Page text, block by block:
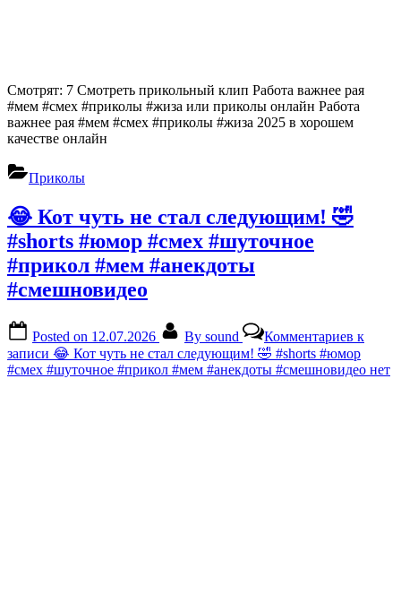
Смотрят: 7 Смотреть прикольный клип Работа важнее рая
#мем #смех #приколы #жиза или приколы онлайн Работа
важнее рая #мем #смех #приколы #жиза 2025 в хорошем
качестве онлайн
Приколы
😂 Кот чуть не стал следующим! 🤣
#shorts #юмор #смех #шуточное
#прикол #мем #анекдоты
#смешновидео
Posted on 12.07.2026 By sound Комментариев к
записи 😂 Кот чуть не стал следующим! 🤣 #shorts #юмор
#смех #шуточное #прикол #мем #анекдоты #смешновидео нет